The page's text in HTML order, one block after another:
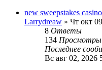
new sweepstakes casino
Larrydreaw » Чт окт
8 Ответы
134 Просмотры
Последнее
Вс авг 02, 2026